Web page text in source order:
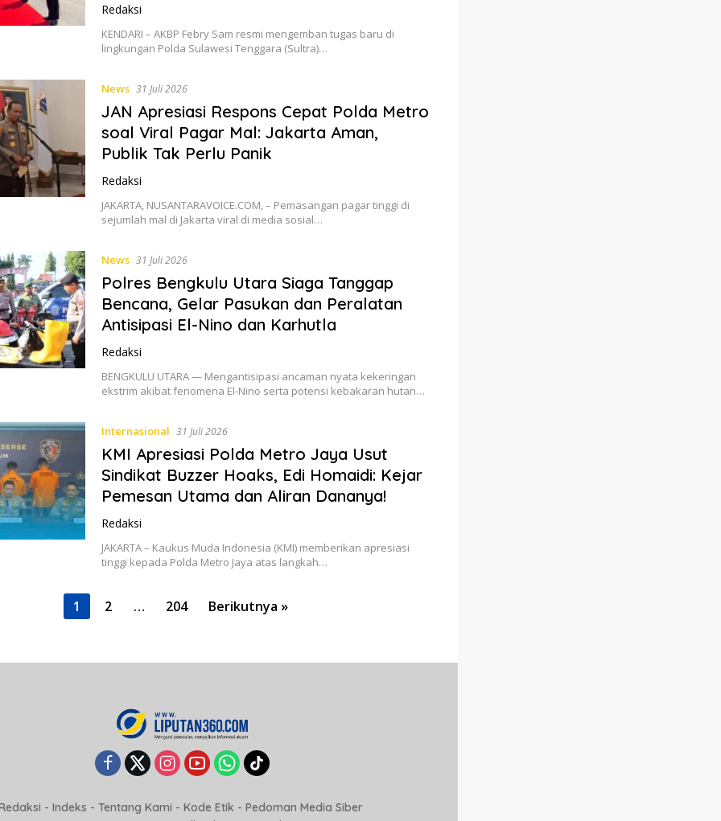
Redaksi
KENDARI – AKBP Febry Sam resmi mengemban tugas baru di
lingkungan Polda Sulawesi Tenggara (Sultra)…
News 31 Juli 2026
JAN Apresiasi Respons Cepat Polda Metro
soal Viral Pagar Mal: Jakarta Aman,
Publik Tak Perlu Panik
Redaksi
JAKARTA, NUSANTARAVOICE.COM, – Pemasangan pagar tinggi di
sejumlah mal di Jakarta viral di media sosial…
News 31 Juli 2026
Polres Bengkulu Utara Siaga Tanggap
Bencana, Gelar Pasukan dan Peralatan
Antisipasi El-Nino dan Karhutla
Redaksi
​BENGKULU UTARA — Mengantisipasi ancaman nyata kekeringan
ekstrim akibat fenomena El-Nino serta potensi kebakaran hutan…
Internasional 31 Juli 2026
KMI Apresiasi Polda Metro Jaya Usut
Sindikat Buzzer Hoaks, Edi Homaidi: Kejar
Pemesan Utama dan Aliran Dananya!
Redaksi
JAKARTA – Kaukus Muda Indonesia (KMI) memberikan apresiasi
tinggi kepada Polda Metro Jaya atas langkah…
1 2 … 204 Berikutnya »
- Indeks - Tentang Kami - Kode Etik - Pedoman Media Siber